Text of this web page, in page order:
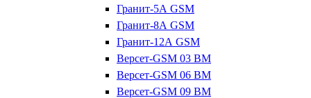
Гранит-5А GSM
Гранит-8А GSM
Гранит-12А GSM
Версет-GSM 03 ВМ
Версет-GSM 06 ВМ
Версет-GSM 09 ВМ